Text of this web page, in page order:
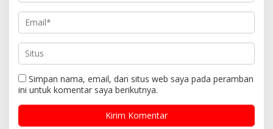
Simpan nama, email, dan situs web saya pada peramban
ini untuk komentar saya berikutnya.